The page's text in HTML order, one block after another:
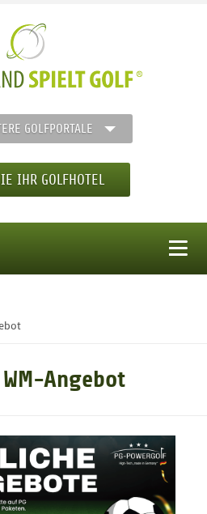
GOLFPORTALE
IHR GOLFHOTEL
Angebot